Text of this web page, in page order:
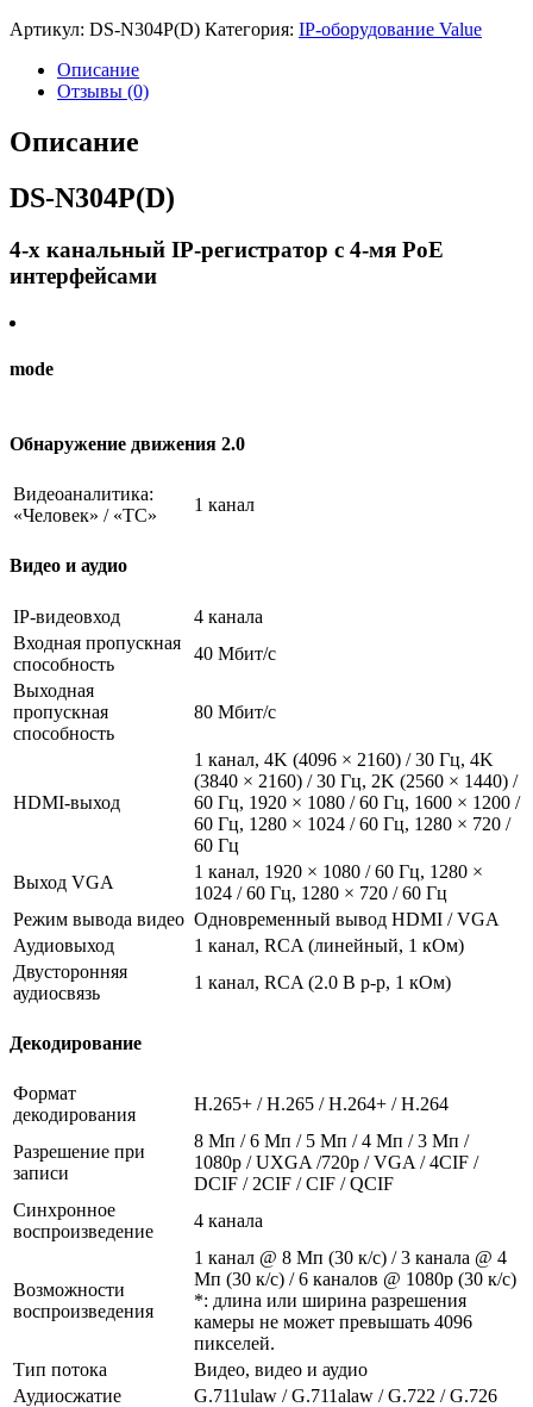
Артикул: DS-N304P(D) Категория: IP-оборудование Value
Описание
Отзывы (0)
Описание
DS-N304P(D)
4-х канальный IP-регистратор c 4-мя PoE
интерфейсами
mode
Обнаружение движения 2.0
Видеоаналитика:
«Человек» / «ТС»
1 канал
Видео и аудио
IP-видеовход
4 канала
Входная пропускная
способность
40 Мбит/с
Выходная
пропускная
способность
80 Мбит/с
HDMI-выход
1 канал, 4K (4096 × 2160) / 30 Гц, 4K
(3840 × 2160) / 30 Гц, 2K (2560 × 1440) /
60 Гц, 1920 × 1080 / 60 Гц, 1600 × 1200 /
60 Гц, 1280 × 1024 / 60 Гц, 1280 × 720 /
60 Гц
Выход VGA
1 канал, 1920 × 1080 / 60 Гц, 1280 ×
1024 / 60 Гц, 1280 × 720 / 60 Гц
Режим вывода видео Одновременный вывод HDMI / VGA
Аудиовыход
1 канал, RCA (линейный, 1 кОм)
Двусторонняя
аудиосвязь
1 канал, RCA (2.0 В p-p, 1 кОм)
Декодирование
Формат
декодирования
H.265+ / H.265 / H.264+ / H.264
Разрешение при
записи
8 Мп / 6 Мп / 5 Мп / 4 Мп / 3 Мп /
1080p / UXGA /720p / VGA / 4CIF /
DCIF / 2CIF / CIF / QCIF
Синхронное
воспроизведение
4 канала
Возможности
воспроизведения
1 канал @ 8 Мп (30 к/с) / 3 канала @ 4
Мп (30 к/с) / 6 каналов @ 1080p (30 к/с)
*: длина или ширина разрешения
камеры не может превышать 4096
пикселей.
Тип потока
Видео, видео и аудио
Аудиосжатие
G.711ulaw / G.711alaw / G.722 / G.726